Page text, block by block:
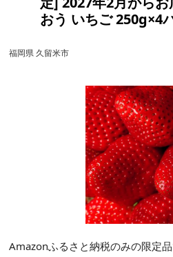
おう いちご 250g×4
福岡県 久留米市
Amazonふるさと納税のみの限定品